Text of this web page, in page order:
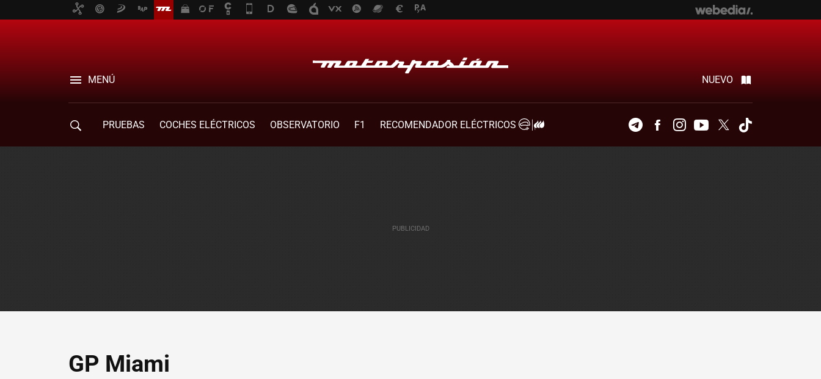
MENÚ NUEVO
PRUEBAS COCHES ELÉCTRICOS OBSERVATORIO F1
RECOMENDADOR ELÉCTRICOS
TelegramFacebookInstagramYoutubeTwitter
GP Miami